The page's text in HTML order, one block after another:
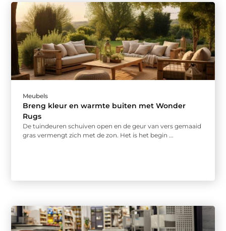
Meubels
Breng kleur en warmte buiten met Wonder
Rugs
De tuindeuren schuiven open en de geur van vers gemaaid
gras vermengt zich met de zon. Het is het begin ...